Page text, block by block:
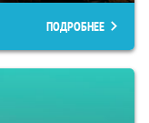
ПОДРОБНЕЕ